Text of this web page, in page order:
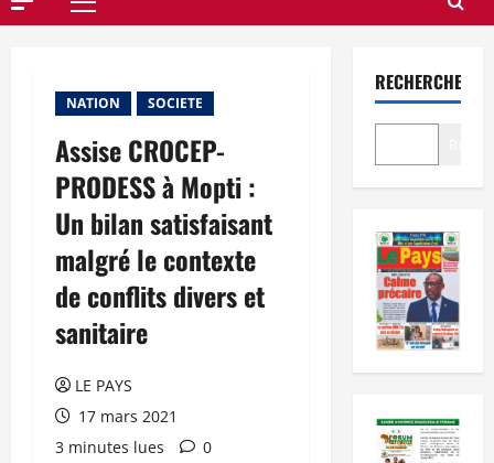
Menu
NATION SOCIETE
Assise CROCEP-
PRODESS à Mopti :
Un bilan satisfaisant
malgré le contexte
de conflits divers et
sanitaire
LE PAYS
17 mars 2021
3 minutes lues
0
RECHERCHER